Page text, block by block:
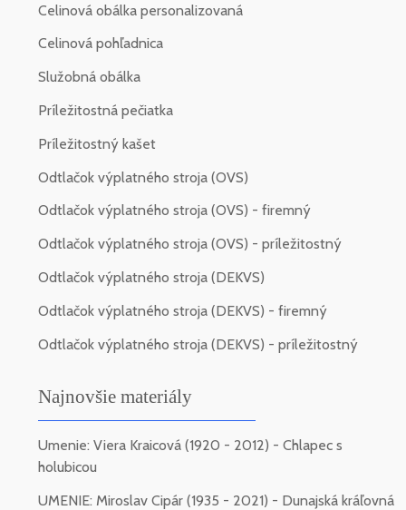
Celinová obálka personalizovaná
Celinová pohľadnica
Služobná obálka
Príležitostná pečiatka
Príležitostný kašet
Odtlačok výplatného stroja (OVS)
Odtlačok výplatného stroja (OVS) - firemný
Odtlačok výplatného stroja (OVS) - príležitostný
Odtlačok výplatného stroja (DEKVS)
Odtlačok výplatného stroja (DEKVS) - firemný
Odtlačok výplatného stroja (DEKVS) - príležitostný
Najnovšie materiály
Umenie: Viera Kraicová (1920 - 2012) - Chlapec s
holubicou
UMENIE: Miroslav Cipár (1935 - 2021) - Dunajská kráľovná